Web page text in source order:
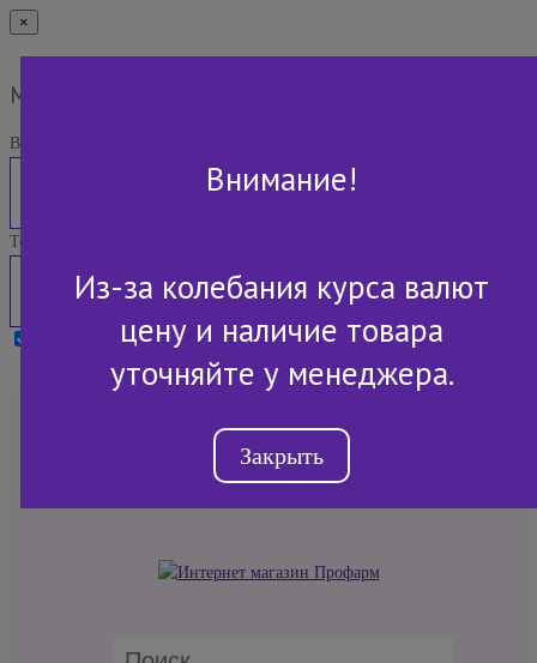
×
Мы Вам перезвоним
Ваше имя:
Телефон:
Я принимаю условия Политики конфиденциальности
+7 (843) 2-507-607
Внимание!
Из-за колебания курса валют
цену и наличие товара
уточняйте у менеджера.
Закрыть